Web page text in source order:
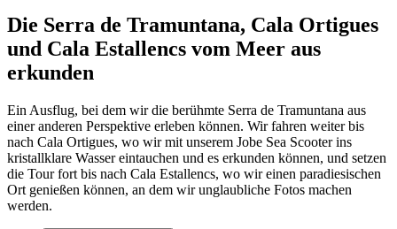
Die Serra de Tramuntana, Cala Ortigues
und Cala Estallencs vom Meer aus
erkunden
Ein Ausflug, bei dem wir die berühmte Serra de Tramuntana aus
einer anderen Perspektive erleben können. Wir fahren weiter bis
nach Cala Ortigues, wo wir mit unserem Jobe Sea Scooter ins
kristallklare Wasser eintauchen und es erkunden können, und setzen
die Tour fort bis nach Cala Estallencs, wo wir einen paradiesischen
Ort genießen können, an dem wir unglaubliche Fotos machen
werden.